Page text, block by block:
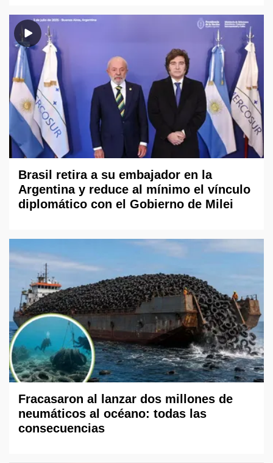
Brasil retira a su embajador en la
Argentina y reduce al mínimo el vínculo
diplomático con el Gobierno de Milei
Fracasaron al lanzar dos millones de
neumáticos al océano: todas las
consecuencias